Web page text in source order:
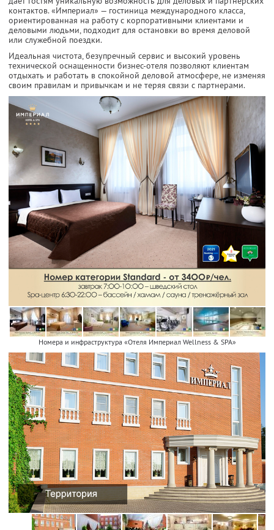
контактов. «Империал» — гостиница международного класса,
ориентированная на работу с корпоративными клиентами и
деловыми людьми, подходит для остановки во время деловой
или служебной поездки.
Идеальная чистота, безупречный сервис и высокий уровень
технической оснащенности бизнес-отеля позволяют клиентам
отдыхать и работать в спокойной деловой атмосфере, не изменяя
своим правилам и привычкам и не теряя связи с партнерами.
Номера и инфраструктура «Отеля Империал Wellness & SPA»